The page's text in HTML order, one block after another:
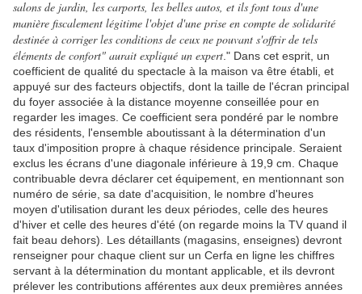
salons de jardin, les carports, les belles autos, et ils font tous d'une
manière fiscalement légitime l'objet d'une prise en compte de solidarité
destinée à corriger les conditions de ceux ne pouvant s'offrir de tels
éléments de confort" aurait expliqué un expert ." Dans cet esprit, un
coefficient de qualité du spectacle à la maison va être établi, et
appuyé sur des facteurs objectifs, dont la taille de l'écran principal
du foyer associée à la distance moyenne conseillée pour en
regarder les images. Ce coefficient sera pondéré par le nombre
des résidents, l'ensemble aboutissant à la détermination d'un
taux d'imposition propre à chaque résidence principale. Seraient
exclus les écrans d'une diagonale inférieure à 19,9 cm. Chaque
contribuable devra déclarer cet équipement, en mentionnant son
numéro de série, sa date d'acquisition, le nombre d'heures
moyen d'utilisation durant les deux périodes, celle des heures
d'hiver et celle des heures d'été (on regarde moins la TV quand il
fait beau dehors). Les détaillants (magasins, enseignes) devront
renseigner pour chaque client sur un Cerfa en ligne les chiffres
servant à la détermination du montant applicable, et ils devront
prélever les contributions afférentes aux deux premières années